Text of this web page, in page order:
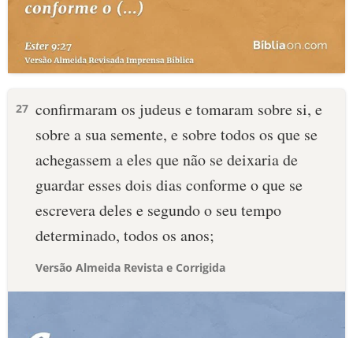
27 confirmaram os judeus e tomaram sobre si, e
sobre a sua semente, e sobre todos os que se
achegassem a eles que não se deixaria de
guardar esses dois dias conforme o que se
escrevera deles e segundo o seu tempo
determinado, todos os anos;
Versão Almeida Revista e Corrigida